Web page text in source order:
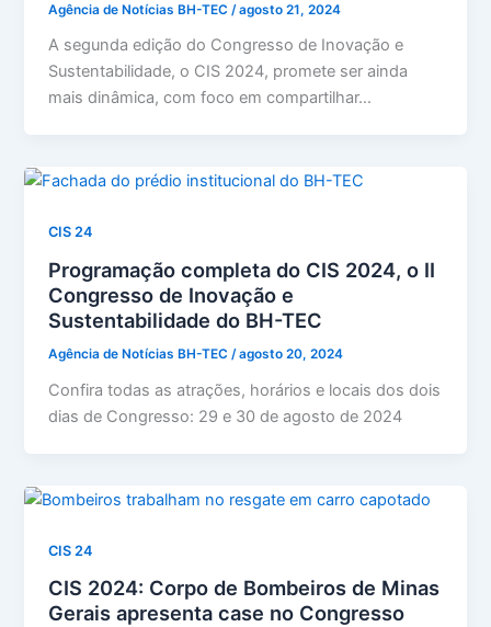
Agência de Notícias BH-TEC /agosto 21, 2024
A segunda edição do Congresso de Inovação e
Sustentabilidade, o CIS 2024, promete ser ainda
mais dinâmica, com foco em compartilhar…
CIS 24
Programação completa do CIS 2024, o II
Congresso de Inovação e
Sustentabilidade do BH-TEC
Agência de Notícias BH-TEC/agosto 20, 2024
Confira todas as atrações, horários e locais dos dois
dias de Congresso: 29 e 30 de agosto de 2024
CIS 24
CIS 2024: Corpo de Bombeiros de Minas
Gerais apresenta case no Congresso